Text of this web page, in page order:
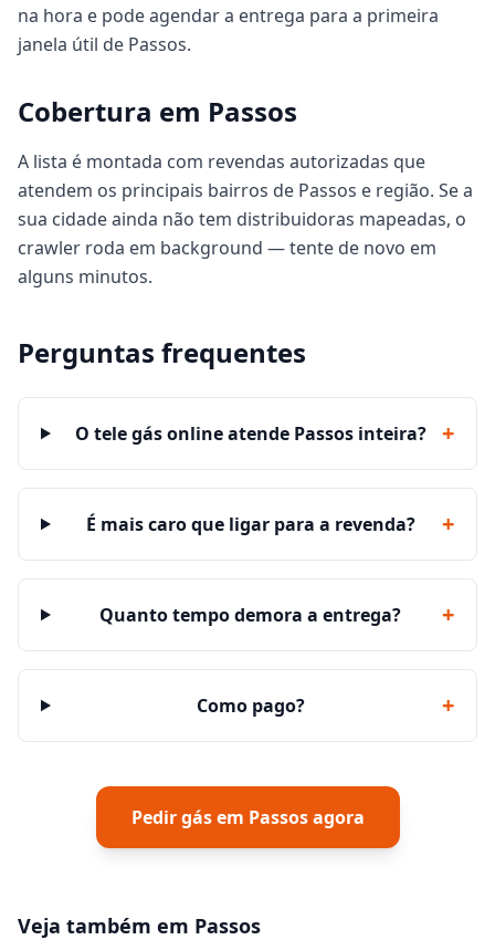
na hora e pode agendar a entrega para a primeira
janela útil de Passos.
Cobertura em Passos
A lista é montada com revendas autorizadas que
atendem os principais bairros de Passos e região. Se a
sua cidade ainda não tem distribuidoras mapeadas, o
crawler roda em background — tente de novo em
alguns minutos.
Perguntas frequentes
O tele gás online atende Passos inteira? +
É mais caro que ligar para a revenda? +
Quanto tempo demora a entrega? +
Como pago? +
Pedir gás em Passosagora
Veja também em Passos